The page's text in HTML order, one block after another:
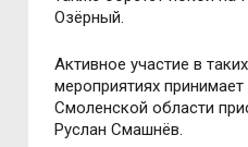
Озёрный.
Активное участие в
мероприятиях
Смоленской области
Руслан Смашнёв.